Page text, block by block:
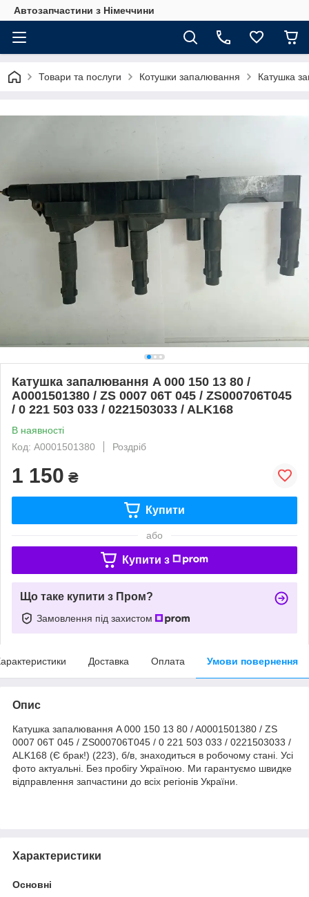
Автозапчастини з Німеччини
Товари та послуги Котушки запалювання Катушка
Катушка запалювання A 000 150 13 80 /
A0001501380 / ZS 0007 06T 045 / ZS000706T045
/ 0 221 503 033 / 0221503033 / ALK168
В наявності
Код: A0001501380
Роздріб
1 150 ₴
Купити
або
Купити з
Що таке купити з Пром?
Замовлення під захистом
Доставка Оплата Умови повернення
Опис
Катушка запалювання A 000 150 13 80 / A0001501380 / ZS
0007 06T 045 / ZS000706T045 / 0 221 503 033 / 0221503033 /
ALK168 (Є брак!) (223), б/в, знаходиться в робочому стані. Усі
фото актуальні. Без пробігу Україною. Ми гарантуємо швидке
відправлення запчастини до всіх регіонів України.
Характеристики
Основні